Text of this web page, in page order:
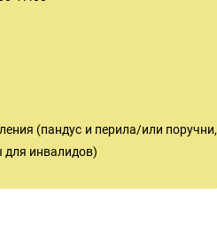
(пандус и перила/или поручни,
инвалидов)